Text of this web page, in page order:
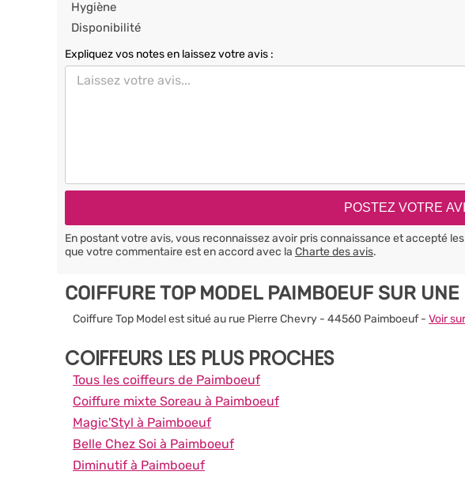
Hygiène
Disponibilité
Expliquez vos notes en laissez votre avis :
En postant votre avis, vous reconnaissez avoir pris connaissance et accepté les
que votre commentaire est en accord avec la Charte des avis.
COIFFURE TOP MODEL PAIMBOEUF SUR
Coiffure Top Model est situé au rue Pierre Chevry - 44560 Paimboeuf - Voir
COIFFEURS LES PLUS PROCHES
Tous les coiffeurs de Paimboeuf
Coiffure mixte Soreau à Paimboeuf
Magic'Styl à Paimboeuf
Belle Chez Soi à Paimboeuf
Diminutif à Paimboeuf